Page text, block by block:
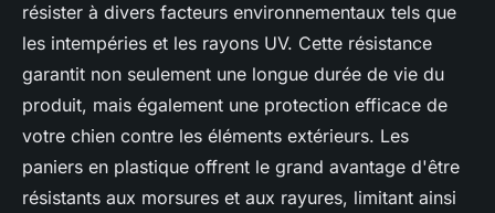
résister à divers facteurs environnementaux tels que
les intempéries et les rayons UV. Cette résistance
garantit non seulement une longue durée de vie du
produit, mais également une protection efficace de
votre chien contre les éléments extérieurs. Les
paniers en plastique offrent le grand avantage d'être
résistants aux morsures et aux rayures, limitant ainsi